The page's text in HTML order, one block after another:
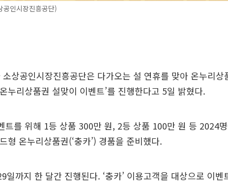
공인시장진흥공단)
상공인시장진흥공단은 다가오는 설 연휴를 맞아 온누리상
누리상품권 설맞이 이벤트’를 진행한다고 5일 밝혔다.
트를 위해 1등 상품 300만 원, 2등 상품 100만 원 등 2024
형 온누리상품권(‘충카’) 경품을 준비했다.
일까지 한 달간 진행된다. ‘충카’ 이용고객을 대상으로 이벤